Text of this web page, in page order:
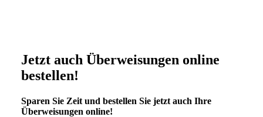
Jetzt auch Überweisungen online
bestellen!
Sparen Sie Zeit und bestellen Sie jetzt auch Ihre
Überweisungen online!